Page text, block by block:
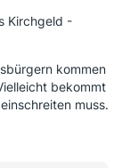
Kirchgeld -
kommen
bekommt
muss.